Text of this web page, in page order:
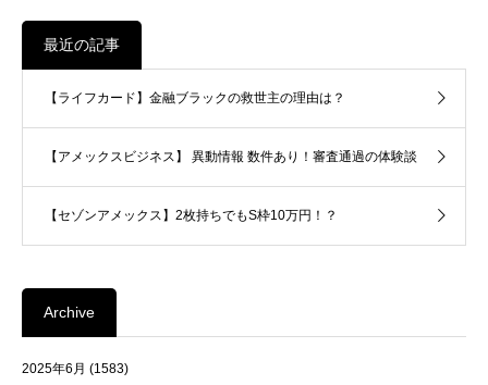
最近の記事
【ライフカード】金融ブラックの救世主の理由は？
【アメックスビジネス】 異動情報 数件あり！審査通過の体験談
【セゾンアメックス】2枚持ちでもS枠10万円！？
Archive
2025年6月 (1583)